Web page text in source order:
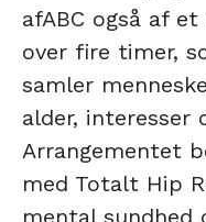
afABC også af
over fire timer,
samler
alder, interesser
Arrangementet
med Totalt Hip
mental sundhed